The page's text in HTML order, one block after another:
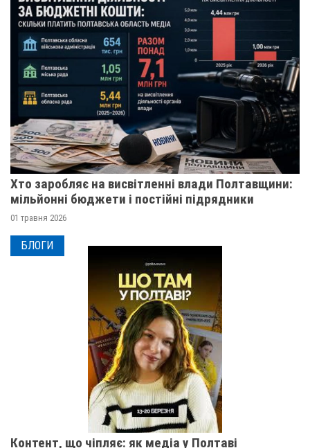
Хто заробляє на висвітленні влади Полтавщини:
мільйонні бюджети і постійні підрядники
01 травня 2026
БЛОГИ
Контент, що чіпляє: як медіа у Полтаві